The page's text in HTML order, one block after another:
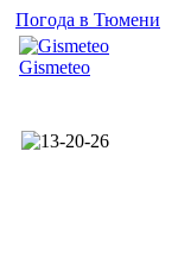
Погода в Тюмени
Gismeteo